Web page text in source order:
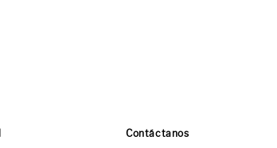
Contáctanos